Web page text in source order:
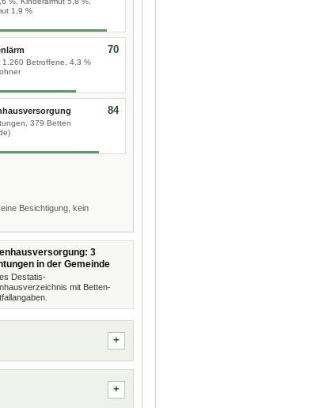
1,9 %
1.260 Betroffene, 4,3 %
70
379 Betten
84
Besichtigung, kein
3
in der Gemeinde
Destatis-
mit Betten-